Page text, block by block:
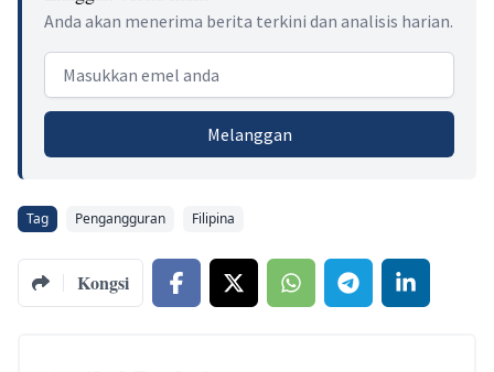
Anda akan menerima berita terkini dan analisis harian.
Email address
Melanggan
Tag Pengangguran Filipina
Kongsi